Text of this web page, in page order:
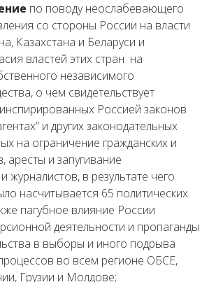
по поводу неослабевающего
со стороны России на власти
, Казахстана и Беларуси и
властей этих стран на
независимого
, о чем свидетельствует
инспирированных Россией законов
” и другихзаконодательных
на ограничение гражданских и
, аресты и запугивание
и журналистов, в результате чего
насчитывается 65 политических
пагубное влияние России
деятельности и пропаганды
в выборы и иного подрыва
во всем регионе ОБСЕ,
, Грузии и Молдове;